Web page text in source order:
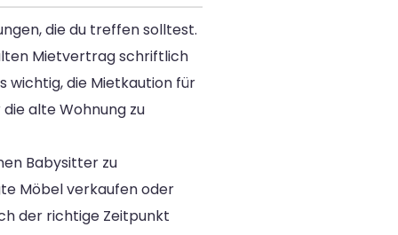
die du treffen solltest.
Mietvertrag schriftlich
wichtig, die Mietkaution für
alte Wohnung zu
Babysitter zu
Möbel verkaufen oder
der richtige Zeitpunkt